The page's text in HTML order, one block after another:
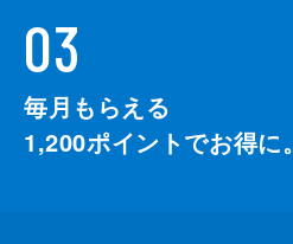
03
毎月もらえる
1,200ポイントでお得に。